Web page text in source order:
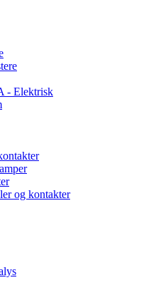
- Elektrisk
og kontakter